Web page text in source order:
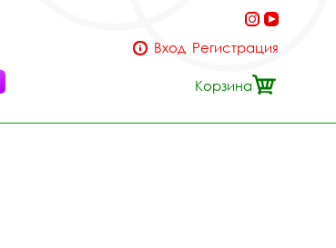
Вход Регистрация
Корзина